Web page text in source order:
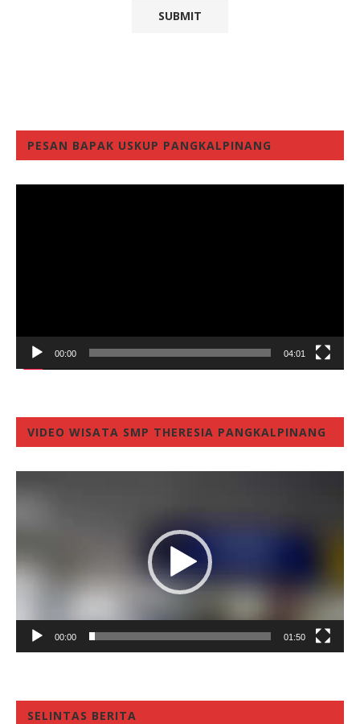
PESAN BAPAK USKUP PANGKALPINANG
00:00 04:01
VIDEO WISATA SMP THERESIA PANGKALPINANG
00:00 01:50
SELINTAS BERITA